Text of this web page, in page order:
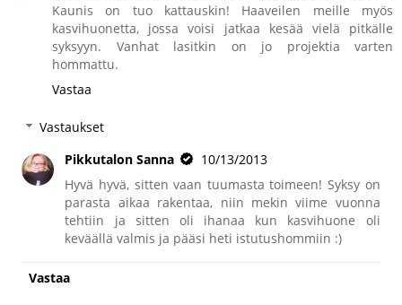
Kaunis on tuo kattauskin! Haaveilen meille myös
kasvihuonetta, jossa voisi jatkaa kesää vielä pitkälle
syksyyn. Vanhat lasitkin on jo projektia varten
hommattu.
Vastaa
Vastaukset
Pikkutalon Sanna
10/13/2013
Hyvä hyvä, sitten vaan tuumasta toimeen! Syksy on
parasta aikaa rakentaa, niin mekin viime vuonna
tehtiin ja sitten oli ihanaa kun kasvihuone oli
keväällä valmis ja pääsi heti istutushommiin :)
Vastaa